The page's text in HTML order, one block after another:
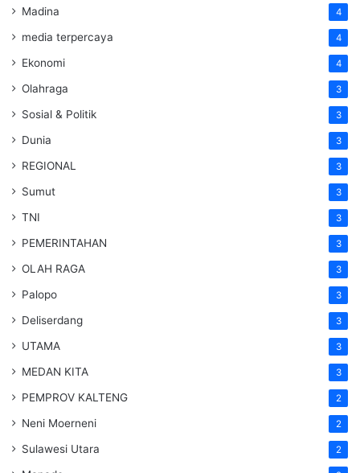
Madina 4
media terpercaya 4
Ekonomi 4
Olahraga 3
Sosial & Politik 3
Dunia 3
REGIONAL 3
Sumut 3
TNI 3
PEMERINTAHAN 3
OLAH RAGA 3
Palopo 3
Deliserdang 3
UTAMA 3
MEDAN KITA 3
PEMPROV KALTENG 2
Neni Moerneni 2
Sulawesi Utara 2